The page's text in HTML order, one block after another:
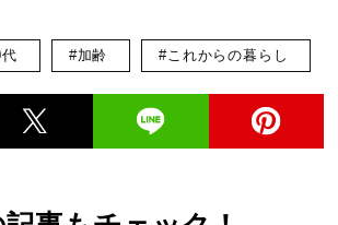
#加齢 #これからの暮らし